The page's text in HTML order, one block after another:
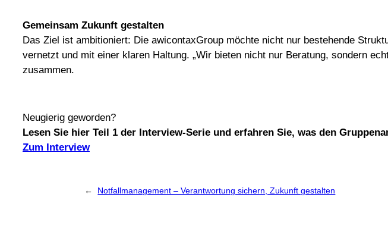
Gemeinsam Zukunft gestalten
Das Ziel ist ambitioniert: Die awicontaxGroup möchte nicht nur bestehende
vernetzt und mit einer klaren Haltung. „Wir bieten nicht nur Beratung, sondern
zusammen.
Neugierig geworden?
Lesen Sie hier Teil 1 der Interview-Serie und erfahren Sie, was den
Zum Interview
← Notfallmanagement – Verantwortung sichern, Zukunft gestalten